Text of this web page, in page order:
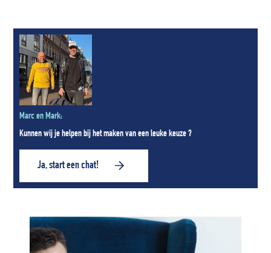
Marc en Mark:
Kunnen wij je helpen bij het maken van een leuke keuze ?
Ja, start een chat!